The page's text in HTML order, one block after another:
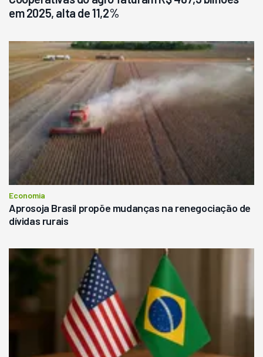
em 2025, alta de 11,2%
Economia
Aprosoja Brasil propõe mudanças na renegociação de
dívidas rurais